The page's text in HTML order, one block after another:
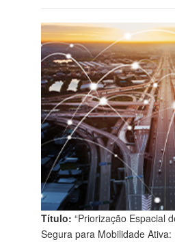
Título: “Priorização Espacial
Segura para Mobilidade